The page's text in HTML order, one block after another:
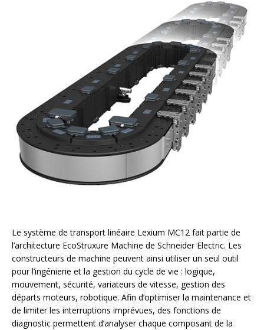
Le système de transport linéaire Lexium MC12 fait partie de
l’architecture EcoStruxure Machine de Schneider Electric. Les
constructeurs de machine peuvent ainsi utiliser un seul outil
pour l’ingénierie et la gestion du cycle de vie : logique,
mouvement, sécurité, variateurs de vitesse, gestion des
départs moteurs, robotique. Afin d’optimiser la maintenance et
de limiter les interruptions imprévues, des fonctions de
diagnostic permettent d’analyser chaque composant de la